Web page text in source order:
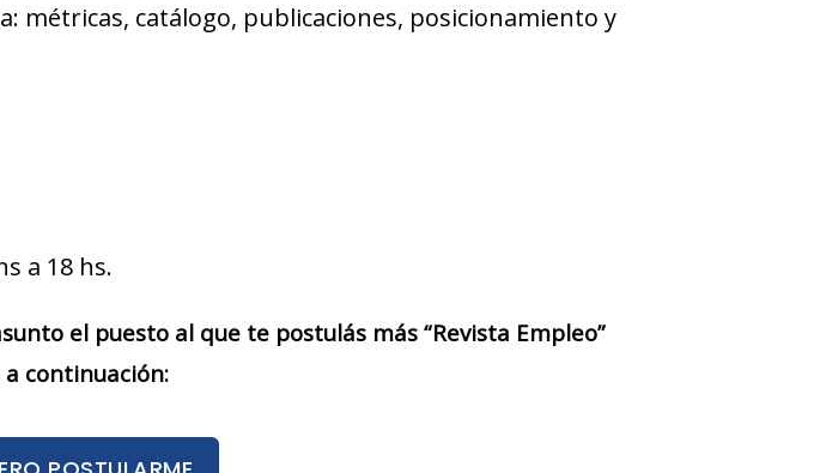
métricas, catálogo, publicaciones, posicionamiento y
a 18 hs.
el puesto al que te postulás más “Revista Empleo”
continuación: